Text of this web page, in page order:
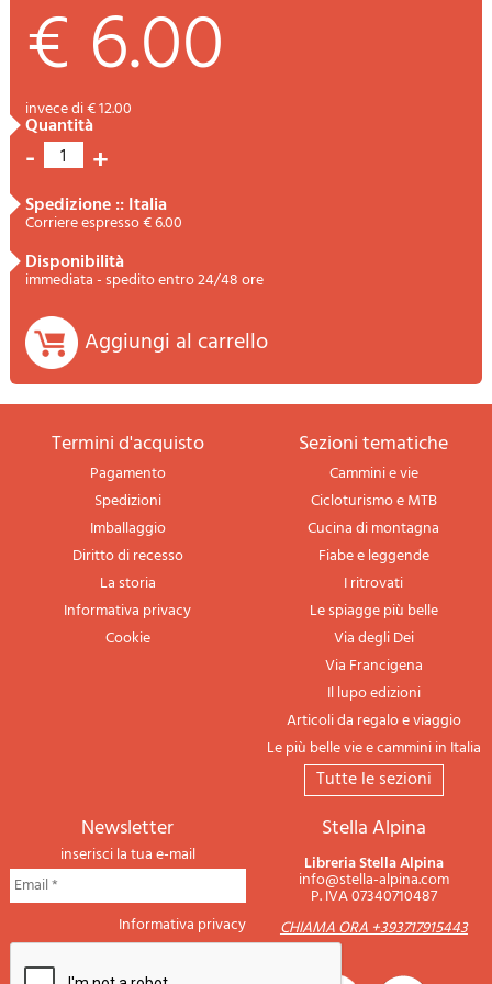
€ 6.00
invece di € 12.00
quantità
- 1 +
spedizione :: Italia
Corriere espresso € 6.00
disponibilità
immediata - spedito entro 24/48 ore
Aggiungi al carrello
termini d'acquisto
Pagamento
Spedizioni
Imballaggio
Diritto di recesso
La storia
Informativa privacy
Cookie
sezioni tematiche
Cammini e vie
Cicloturismo e MTB
Cucina di montagna
Fiabe e leggende
I ritrovati
Le spiagge più belle
Via degli Dei
Via Francigena
Il lupo edizioni
Articoli da regalo e viaggio
Le più belle vie e cammini in Italia
tutte le sezioni
newsletter
inserisci la tua e-mail
Informativa privacy
Stella Alpina
Libreria Stella Alpina
info@stella-alpina.com
P. IVA 07340710487
CHIAMA ORA +393717915443